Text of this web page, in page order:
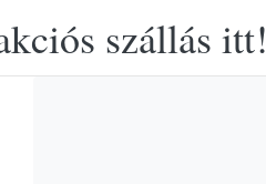
szállás itt!